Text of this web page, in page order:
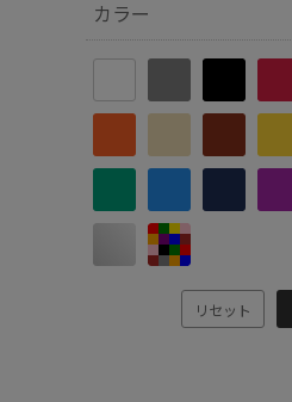
カラー
リセット